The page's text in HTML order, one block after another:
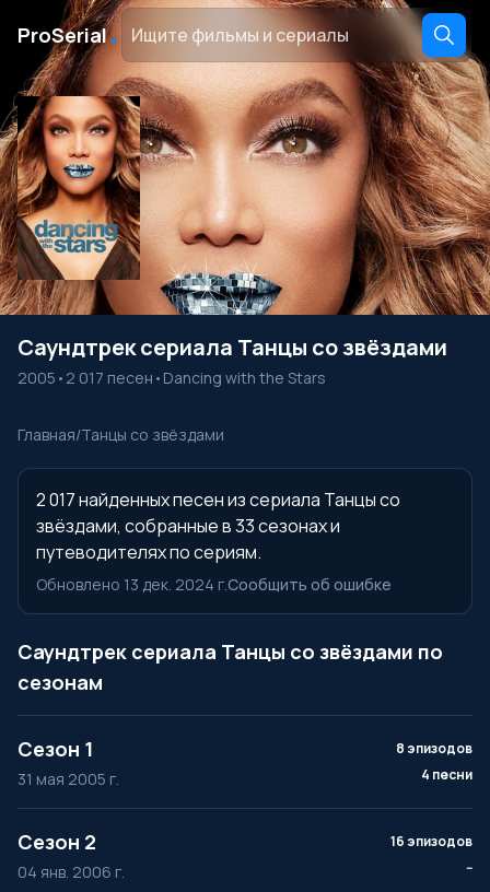
ProSerial․
Саундтрек сериала Танцы со звёздами
2005 • 2 017 песен • Dancing with the Stars
Главная/Танцы со звёздами
2 017 найденных песен из сериала Танцы со
звёздами, собранные в 33 сезонах и
путеводителях по сериям.
Обновлено 13 дек. 2024 г.Сообщить об ошибке
Саундтрек сериала Танцы со звёздами по
сезонам
Сезон 1
31 мая 2005 г.
8 эпизодов
4 песни
Сезон 2
04 янв. 2006 г.
16 эпизодов
--